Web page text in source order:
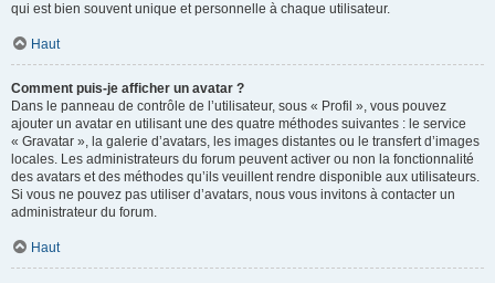
qui est bien souvent unique et personnelle à chaque utilisateur.
Haut
Comment puis-je afficher un avatar ?
Dans le panneau de contrôle de l’utilisateur, sous « Profil », vous pouvez
ajouter un avatar en utilisant une des quatre méthodes suivantes : le service
« Gravatar », la galerie d’avatars, les images distantes ou le transfert d’images
locales. Les administrateurs du forum peuvent activer ou non la fonctionnalité
des avatars et des méthodes qu’ils veuillent rendre disponible aux utilisateurs.
Si vous ne pouvez pas utiliser d’avatars, nous vous invitons à contacter un
administrateur du forum.
Haut